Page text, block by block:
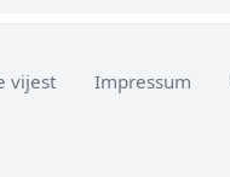
vijest Impressum